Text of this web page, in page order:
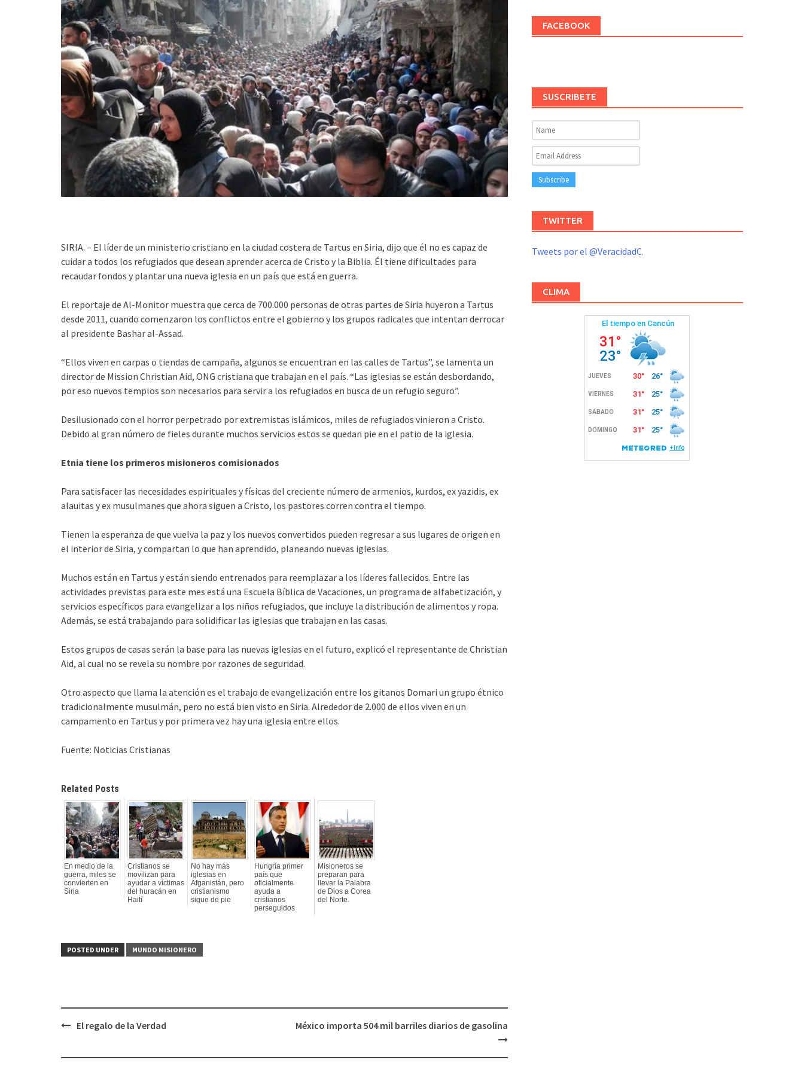
SIRIA. – El líder de un ministerio cristiano en la ciudad costera de Tartus en Siria, dijo que él no es capaz de
cuidar a todos los refugiados que desean aprender acerca de Cristo y la Biblia. Él tiene dificultades para
recaudar fondos y plantar una nueva iglesia en un país que está en guerra.
El reportaje de Al-Monitor muestra que cerca de 700.000 personas de otras partes de Siria huyeron a Tartus
desde 2011, cuando comenzaron los conflictos entre el gobierno y los grupos radicales que intentan derrocar
al presidente Bashar al-Assad.
“Ellos viven en carpas o tiendas de campaña, algunos se encuentran en las calles de Tartus”, se lamenta un
director de Mission Christian Aid, ONG cristiana que trabajan en el país. “Las iglesias se están desbordando,
por eso nuevos templos son necesarios para servir a los refugiados en busca de un refugio seguro”.
Desilusionado con el horror perpetrado por extremistas islámicos, miles de refugiados vinieron a Cristo.
Debido al gran número de fieles durante muchos servicios estos se quedan pie en el patio de la iglesia.
Etnia tiene los primeros misioneros comisionados
Para satisfacer las necesidades espirituales y físicas del creciente número de armenios, kurdos, ex yazidis, ex
alauitas y ex musulmanes que ahora siguen a Cristo, los pastores corren contra el tiempo.
Tienen la esperanza de que vuelva la paz y los nuevos convertidos pueden regresar a sus lugares de origen en
el interior de Siria, y compartan lo que han aprendido, planeando nuevas iglesias.
Muchos están en Tartus y están siendo entrenados para reemplazar a los líderes fallecidos. Entre las
actividades previstas para este mes está una Escuela Bíblica de Vacaciones, un programa de alfabetización, y
servicios específicos para evangelizar a los niños refugiados, que incluye la distribución de alimentos y ropa.
Además, se está trabajando para solidificar las iglesias que trabajan en las casas.
Estos grupos de casas serán la base para las nuevas iglesias en el futuro, explicó el representante de Christian
Aid, al cual no se revela su nombre por razones de seguridad.
Otro aspecto que llama la atención es el trabajo de evangelización entre los gitanos Domari un grupo étnico
tradicionalmente musulmán, pero no está bien visto en Siria. Alrededor de 2.000 de ellos viven en un
campamento en Tartus y por primera vez hay una iglesia entre ellos.
Fuente: Noticias Cristianas
Related Posts
En medio de la
guerra, miles se
convierten en
Siria
Cristianos se
movilizan para
ayudar a víctimas
del huracán en
Haití
No hay más
iglesias en
Afganistán, pero
cristianismo
sigue de pie
Hungría primer
país que
oficialmente
ayuda a
cristianos
perseguidos
Misioneros se
preparan para
llevar la Palabra
de Dios a Corea
del Norte.
POSTED UNDER MUNDO MISIONERO
El regalo de la Verdad México importa 504 mil barriles diarios de gasolina
FACEBOOK
SUSCRIBETE
TWITTER
Tweets por el @VeracidadC.
CLIMA